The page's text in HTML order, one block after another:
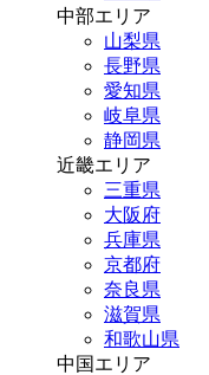
中部エリア
山梨県
長野県
愛知県
岐阜県
静岡県
近畿エリア
三重県
大阪府
兵庫県
京都府
奈良県
滋賀県
和歌山県
中国エリア